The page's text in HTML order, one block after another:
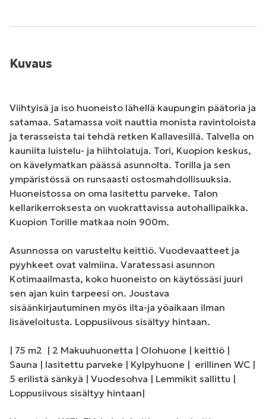
Kuvaus
Viihtyisä ja iso huoneisto lähellä kaupungin päätoria ja
satamaa. Satamassa voit nauttia monista ravintoloista
ja terasseista tai tehdä retken Kallavesillä. Talvella on
kauniita luistelu- ja hiihtolatuja. Tori, Kuopion keskus,
on kävelymatkan päässä asunnolta. Torilla ja sen
ympäristössä on runsaasti ostosmahdollisuuksia.
Huoneistossa on oma lasitettu parveke. Talon
kellarikerroksesta on vuokrattavissa autohallipaikka.
Kuopion Torille matkaa noin 900m.
Asunnossa on varusteltu keittiö. Vuodevaatteet ja
pyyhkeet ovat valmiina. Varatessasi asunnon
Kotimaailmasta, koko huoneisto on käytössäsi juuri
sen ajan kuin tarpeesi on. Joustava
sisäänkirjautuminen myös ilta-ja yöaikaan ilman
lisäveloitusta. Loppusiivous sisältyy hintaan.
| 75 m2  | 2 Makuuhuonetta | Olohuone | keittiö |
Sauna | lasitettu parveke | Kylpyhuone |  erillinen WC |
5 erilistä sänkyä | Vuodesohva | Lemmikit sallittu |
Loppusiivous sisältyy hintaan|